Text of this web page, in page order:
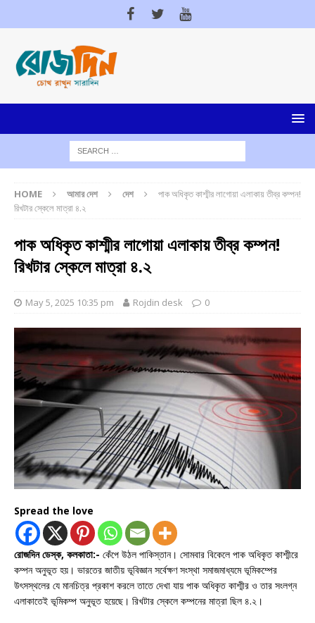
HOME আমার দেশ দেশ
পাক অধিকৃত কাশ্মীর লাগোয়া এলাকায় তীব্র কম্পন!
রিখটার স্কেলে মাত্রা ৪.২
পাক অধিকৃত কাশ্মীর লাগোয়া এলাকায় তীব্র কম্পন!
রিখটার স্কেলে মাত্রা ৪.২
May 5, 2025 10:35 pm Rojdin desk 0
Spread the love
রোজদিন ডেস্ক, কলকাতা:- কেঁপে উঠল পাকিস্তান। সোমবার বিকেলে পাক অধিকৃত কাশ্মীরে
কম্পন অনুভূত হয়। ভারতের জাতীয় ভূবিজ্ঞান সর্বেক্ষণ সংস্থা সমাজমাধ্যমে ভূমিকম্পের
উৎসস্থলের যে মানচিত্র প্রকাশ করলে তাতে দেখা যায় পাক অধিকৃত কাশ্মীর ও তার সংলগ্ন
এলাকাতেই ভূমিকম্প অনুভূত হয়েছে। রিখটার স্কেলে কম্পনের মাত্রা ছিল ৪.২।